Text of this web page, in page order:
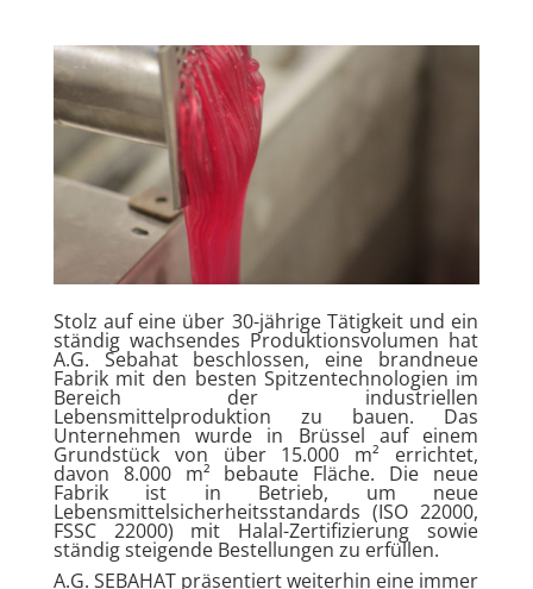
Stolz auf eine über 30-jährige Tätigkeit und ein
ständig wachsendes Produktionsvolumen hat
A.G. Sebahat beschlossen, eine brandneue
Fabrik mit den besten Spitzentechnologien im
Bereich der industriellen
Lebensmittelproduktion zu bauen. Das
Unternehmen wurde in Brüssel auf einem
Grundstück von über 15.000 m² errichtet,
davon 8.000 m² bebaute Fläche. Die neue
Fabrik ist in Betrieb, um neue
Lebensmittelsicherheitsstandards (ISO 22000,
FSSC 22000) mit Halal-Zertifizierung sowie
ständig steigende Bestellungen zu erfüllen.
A.G. SEBAHAT präsentiert weiterhin eine immer